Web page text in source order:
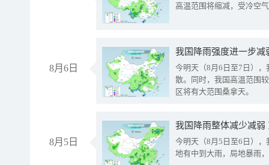
高温范围将缩减，受冷空
8月6日
今明天（8月6日至7日）
散。同时，我国高温范围
区将有大范围桑拿天。
8月5日
我国降雨整体减少减弱
今明天（8月5日至6日）
地有中到大雨，局地暴雨